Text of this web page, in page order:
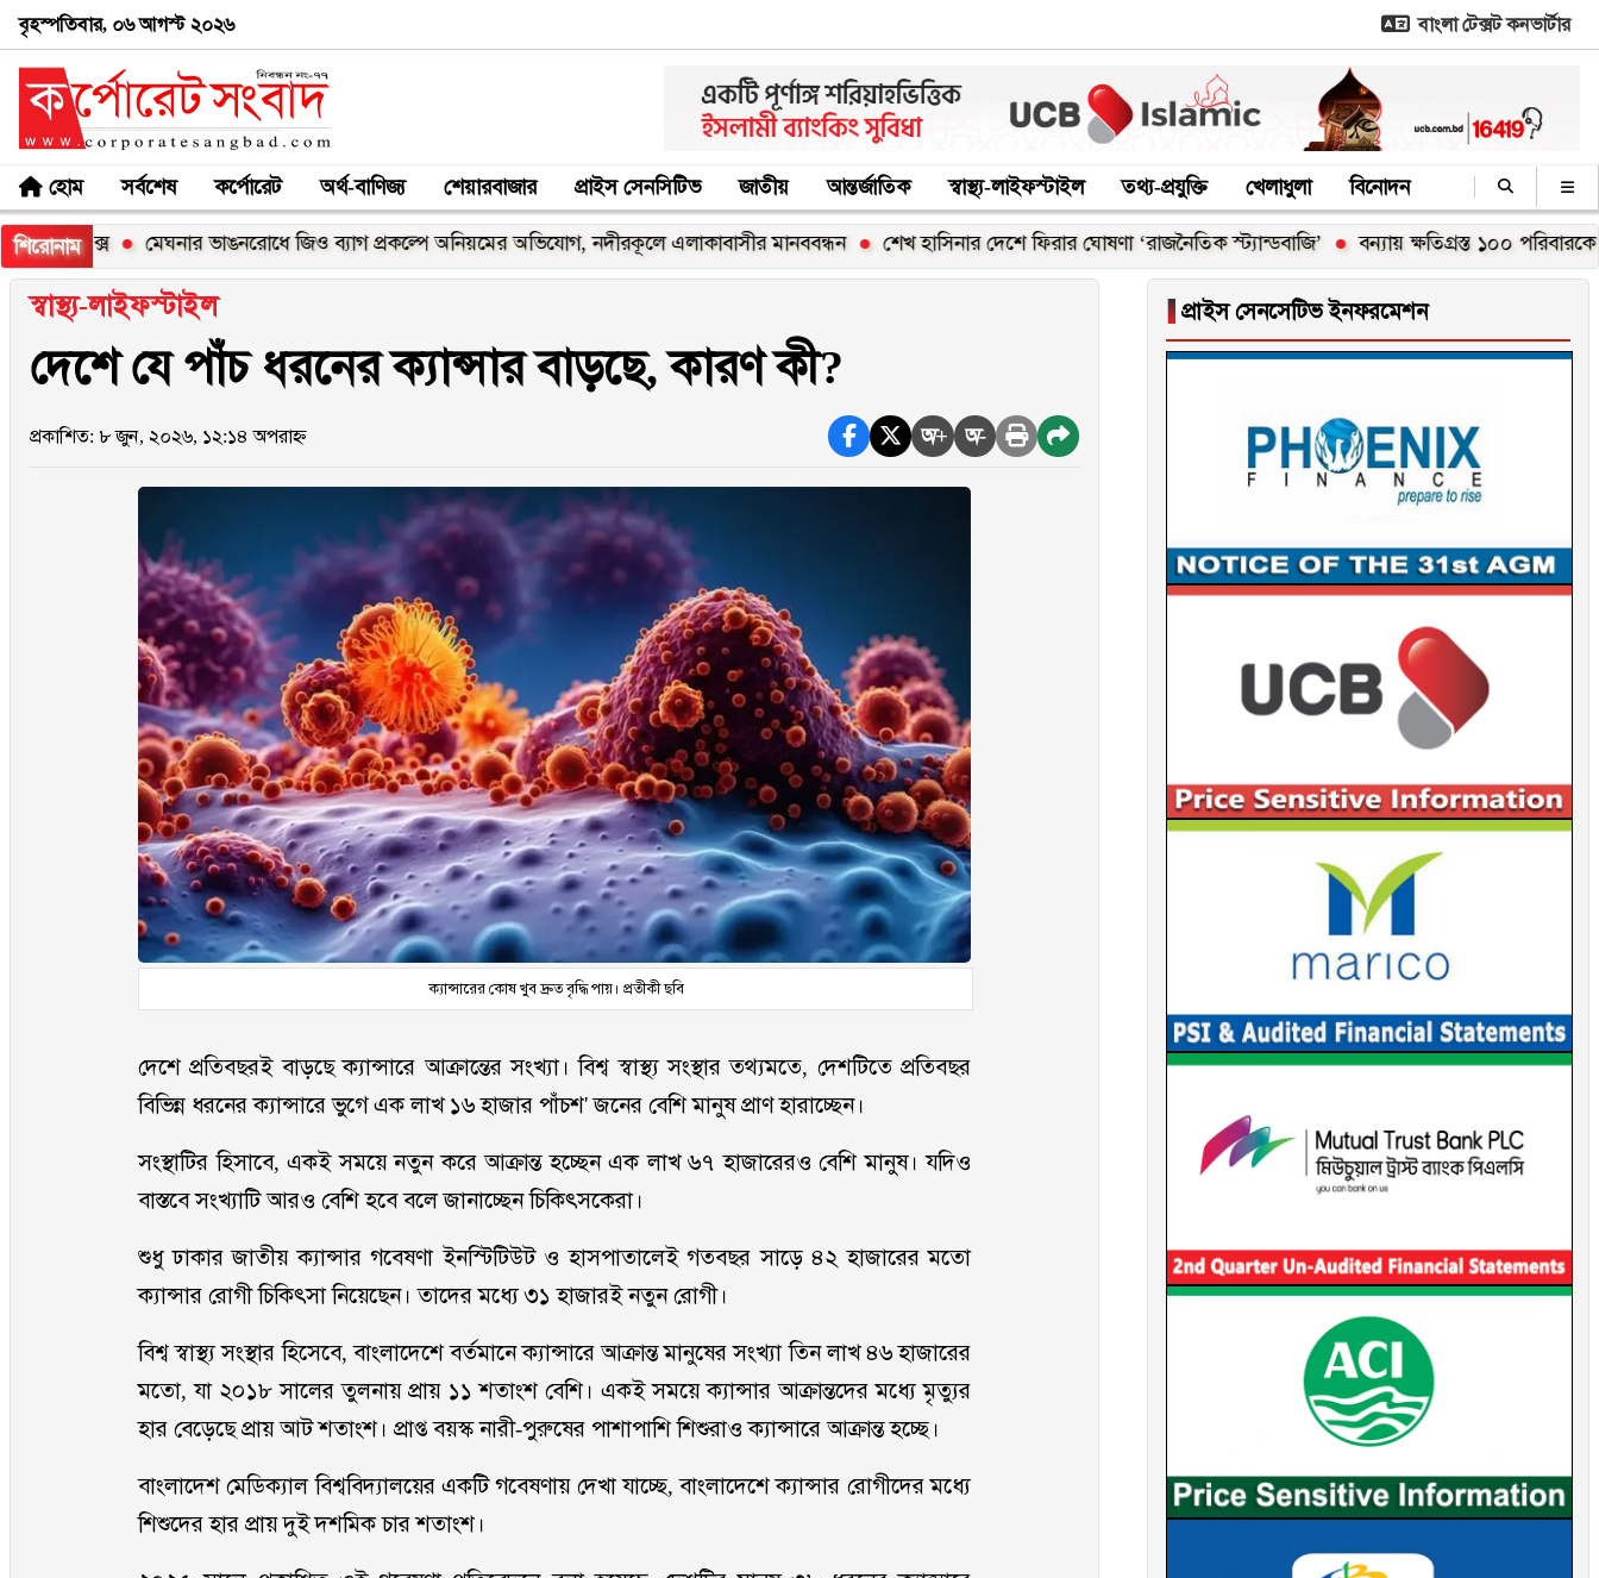
বৃহস্পতিবার, ০৬ আগস্ট ২০২৬ বাংলা টেক্সট কনভার্টার
হোম সর্বশেষ কর্পোরেট অর্থ-বাণিজ্য শেয়ারবাজার প্রাইস সেনসিটিভ জাতীয় আন্তর্জাতিক স্বাস্থ্য-লাইফস্টাইল তথ্য-প্রযুক্তি খেলাধুলা বিনোদন
শিরোনাম
মেঘনার ভাঙনরোধে জিও ব্যাগ প্রকল্পে অনিয়মের অভিযোগ, নদীরকূলে এলাকাবাসীর মানববন্ধন শেখ হাসিনার দেশে ফিরার ঘোষণা ‘রাজনৈতিক স্ট্যান্ডবাজি’ বন্যায় ক্ষতিগ্রস্ত ১০০ পরিবারকে নতুন ঘর দেবেন
স্বাস্থ্য-লাইফস্টাইল
দেশে যে পাঁচ ধরনের ক্যান্সার বাড়ছে, কারণ কী?
প্রকাশিত: ৮ জুন, ২০২৬, ১২:১৪ অপরাহ্ন অ+ অ-
ক্যান্সারের কোষ খুব দ্রুত বৃদ্ধি পায়। প্রতীকী ছবি
দেশে প্রতিবছরই বাড়ছে ক্যান্সারে আক্রান্তের সংখ্যা। বিশ্ব স্বাস্থ্য সংস্থার তথ্যমতে, দেশটিতে প্রতিবছর
বিভিন্ন ধরনের ক্যান্সারে ভুগে এক লাখ ১৬ হাজার পাঁচশ' জনের বেশি মানুষ প্রাণ হারাচ্ছেন।
সংস্থাটির হিসাবে, একই সময়ে নতুন করে আক্রান্ত হচ্ছেন এক লাখ ৬৭ হাজারেরও বেশি মানুষ। যদিও
বাস্তবে সংখ্যাটি আরও বেশি হবে বলে জানাচ্ছেন চিকিৎসকেরা।
শুধু ঢাকার জাতীয় ক্যান্সার গবেষণা ইনস্টিটিউট ও হাসপাতালেই গতবছর সাড়ে ৪২ হাজারের মতো
ক্যান্সার রোগী চিকিৎসা নিয়েছেন। তাদের মধ্যে ৩১ হাজারই নতুন রোগী।
বিশ্ব স্বাস্থ্য সংস্থার হিসেবে, বাংলাদেশে বর্তমানে ক্যান্সারে আক্রান্ত মানুষের সংখ্যা তিন লাখ ৪৬ হাজারের
মতো, যা ২০১৮ সালের তুলনায় প্রায় ১১ শতাংশ বেশি। একই সময়ে ক্যান্সার আক্রান্তদের মধ্যে মৃত্যুর
হার বেড়েছে প্রায় আট শতাংশ। প্রাপ্ত বয়স্ক নারী-পুরুষের পাশাপাশি শিশুরাও ক্যান্সারে আক্রান্ত হচ্ছে।
বাংলাদেশ মেডিক্যাল বিশ্ববিদ্যালয়ের একটি গবেষণায় দেখা যাচ্ছে, বাংলাদেশে ক্যান্সার রোগীদের মধ্যে
শিশুদের হার প্রায় দুই দশমিক চার শতাংশ।
▐ প্রাইস সেনসেটিভ ইনফরমেশন